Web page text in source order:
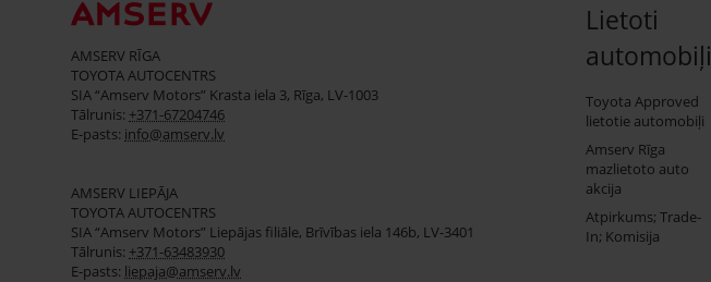
AMSERV RĪGA
TOYOTA AUTOCENTRS
SIA “Amserv Motors” Krasta iela 3, Rīga, LV-1003
Tālrunis: +371-67204746
E-pasts: info@amserv.lv
AMSERV LIEPĀJA
TOYOTA AUTOCENTRS
SIA “Amserv Motors” Liepājas filiāle, Brīvības iela 146b, LV-3401
Tālrunis: +371-63483930
E-pasts: liepaja@amserv.lv
Lietoti
automobiļi
Toyota Approved
lietotie automobiļi
Amserv Rīga
mazlietoto auto
akcija
Atpirkums; Trade-
In; Komisija